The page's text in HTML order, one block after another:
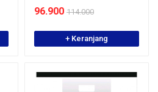
96.900 114.000
+ Keranjang